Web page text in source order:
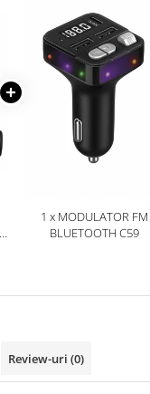
1 x MODULATOR FM
BLUETOOTH C59
Review-uri (0)